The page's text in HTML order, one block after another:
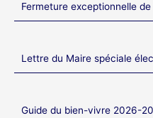
Fermeture exceptionnelle
Lettre du Maire spéciale
Guide du bien-vivre 2026-